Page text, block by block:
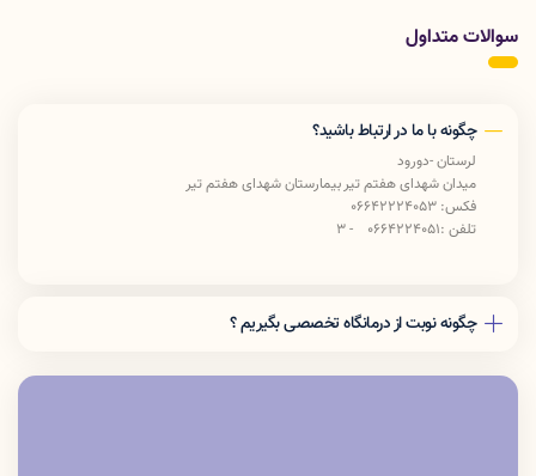
سوالات متداول
چگونه با ما در ارتباط باشید؟
لرستان -دورود
میدان شهدای هفتم تیر بیمارستان شهدای هفتم تیر
فکس: 06642224053
تلفن :0664224051 - 3
چگونه نوبت از درمانگاه تخصصی بگیریم ؟
http://p24.lums.ac.ir/tcs